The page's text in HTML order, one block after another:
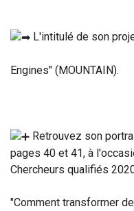
L'intitulé de son
Engines" (MOUNTAIN).
Retrouvez son
pages 40 et 41, à
Chercheurs qualifiés
"Comment transformer